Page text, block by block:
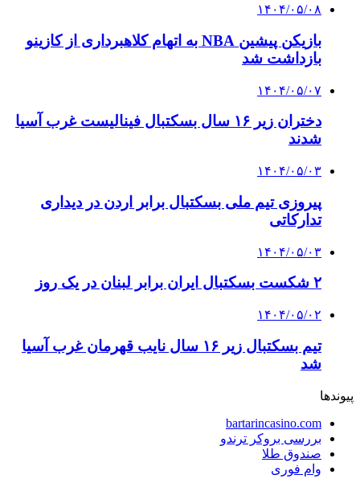
۱۴۰۴/۰۵/۰۸
بازیکن پیشین NBA به اتهام کلاهبرداری از کازینو
بازداشت شد
۱۴۰۴/۰۵/۰۷
دختران زیر ۱۶ سال بسکتبال فینالیست غرب آسیا
شدند
۱۴۰۴/۰۵/۰۳
پیروزی تیم ملی بسکتبال برابر اردن در دیداری
تدارکاتی
۱۴۰۴/۰۵/۰۳
۲ شکست بسکتبال ایران‌ برابر لبنان در یک روز
۱۴۰۴/۰۵/۰۲
تیم بسکتبال زیر ۱۶ سال نایب قهرمان غرب آسیا
شد
پیوندها
bartarincasino.com
بررسی بروکر ترندو
صندوق طلا
وام فوری